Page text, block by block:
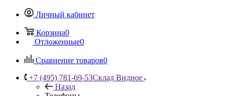
Личный кабинет
Корзина0
Отложенные0
Сравнение товаров0
+7 (495) 781-69-53Склад Видное
Назад